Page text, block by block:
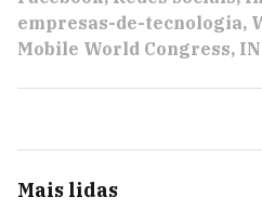
empresas-de-tecnologia
Mobile World Congress
Mais lidas